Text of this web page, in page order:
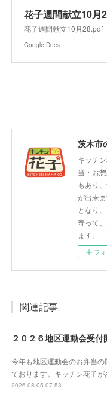
花子週間献立10月
花子週間献立10月28.pdf
Google Docs
キッチ
当・お
もあり
が出来
となり
寄って
ます。
フ
関連記事
２０２６地区運動会受付
今年も地区運動会のお弁当
ております。キッチン花子
2026.08.05 07:53